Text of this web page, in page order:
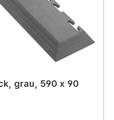
grau, 590 x 90